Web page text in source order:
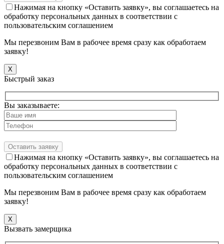
Нажимая на кнопку «Оставить заявку», вы соглашаетесь на
обработку персональных данных в соответствии с
пользовательским соглашением
Мы перезвоним Вам в рабочее время сразу как обработаем
заявку!
X
Быстрый заказ
Вы заказываете:
Нажимая на кнопку «Оставить заявку», вы соглашаетесь на
обработку персональных данных в соответствии с
пользовательским соглашением
Мы перезвоним Вам в рабочее время сразу как обработаем
заявку!
X
Вызвать замерщика